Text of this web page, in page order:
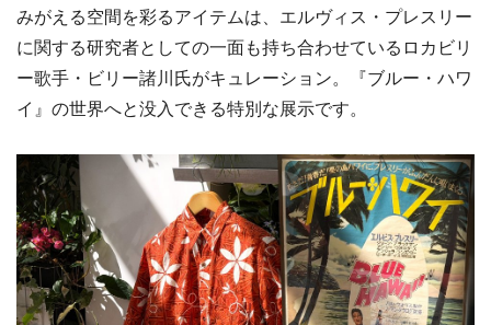
みがえる空間を彩るアイテムは、エルヴィス・プレスリー
に関する研究者としての一面も持ち合わせているロカビリ
ー歌手・ビリー諸川氏がキュレーション。『ブルー・ハワ
イ』の世界へと没入できる特別な展示です。